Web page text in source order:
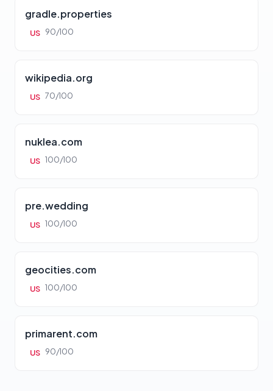
gradle.properties
US 90/100
wikipedia.org
US 70/100
nuklea.com
US 100/100
pre.wedding
US 100/100
geocities.com
US 100/100
primarent.com
US 90/100